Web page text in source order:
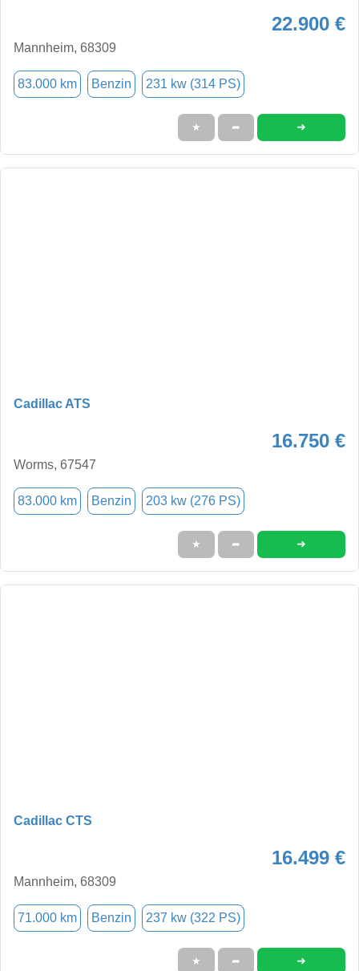
22.900 €
Mannheim, 68309
83.000 km Benzin 231 kw (314 PS)
★ ➦ ➜
Cadillac ATS
16.750 €
Worms, 67547
83.000 km Benzin 203 kw (276 PS)
★ ➦ ➜
Cadillac CTS
16.499 €
Mannheim, 68309
71.000 km Benzin 237 kw (322 PS)
★ ➦ ➜